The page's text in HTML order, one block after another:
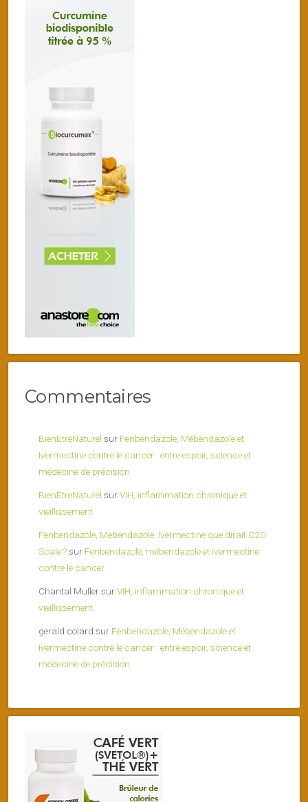
Commentaires
BienEtreNaturel sur Fenbendazole, Mébendazole et
Ivermectine contre le cancer : entre espoir, science et
médecine de précision
BienEtreNaturel surVIH, inflammation chronique et
vieillissement
Fenbendazole, Mebendazole, Ivermectine que dirait C2S-
Scale ?sur Fenbendazole, mébendazole et ivermectine
contre le cancer
Chantal MullersurVIH, inflammation chronique et
vieillissement
gerald colard sur Fenbendazole, Mébendazole et
Ivermectine contre le cancer : entre espoir, science et
médecine de précision